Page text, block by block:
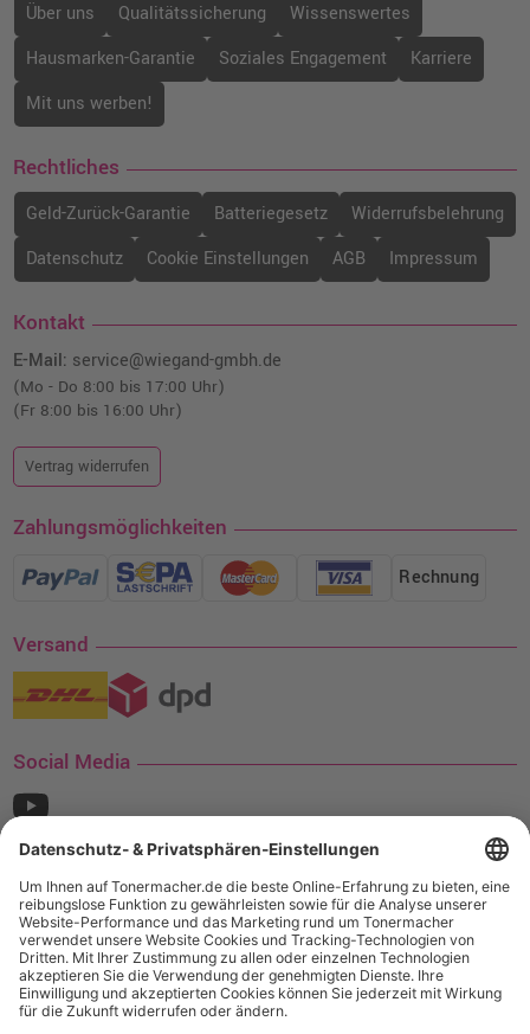
Über uns Qualitätssicherung
Wissenswertes
Hausmarken-Garantie
Soziales Engagement
Karriere
Mit uns werben!
Rechtliches
Geld-Zurück-Garantie Batteriegesetz
Widerrufsbelehrung
Datenschutz
Cookie Einstellungen AGB Impressum
Kontakt
E-Mail: service@wiegand-gmbh.de
(Mo - Do 8:00 bis 17:00 Uhr)
(Fr 8:00 bis 16:00 Uhr)
Vertrag widerrufen
Zahlungsmöglichkeiten
Rechnung
Versand
Social Media
¹ Nur gültig für den Versand innerhalb Deutschlands. Befindet sich ein Warenwert
von mindestens 35€ (inkl. Mwst.) an Ampertec Artikeln in Ihrem Warenkorb, ist der
Versand für Sie kostenfrei.